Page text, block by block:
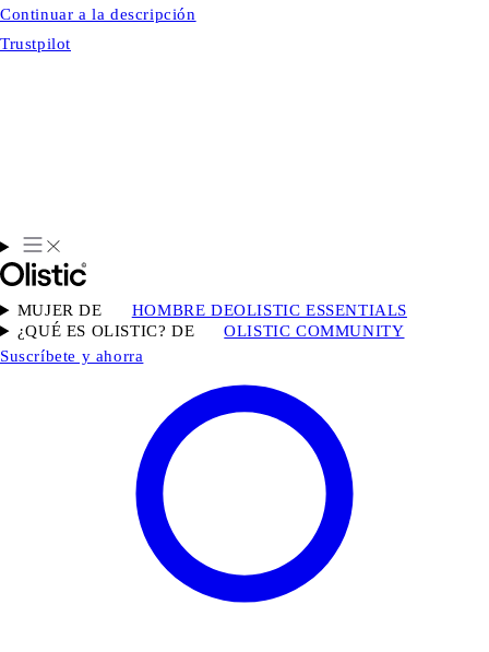
Continuar a la descripción
Trustpilot
MUJER DE HOMBRE DEOLISTIC ESSENTIALS
¿QUÉ ES OLISTIC? DE
OLISTIC COMMUNITY
Suscríbete y ahorra